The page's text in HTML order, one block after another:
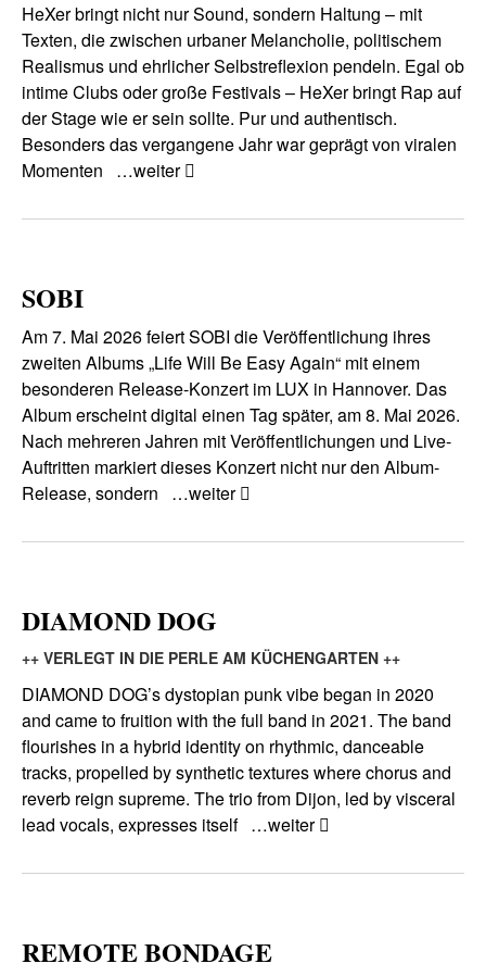
HeXer bringt nicht nur Sound, sondern Haltung – mit
Texten, die zwischen urbaner Melancholie, politischem
Realismus und ehrlicher Selbstreflexion pendeln. Egal ob
intime Clubs oder große Festivals – HeXer bringt Rap auf
der Stage wie er sein sollte. Pur und authentisch.
Besonders das vergangene Jahr war geprägt von viralen
Momenten …weiter
SOBI
Am 7. Mai 2026 feiert SOBI die Veröffentlichung ihres
zweiten Albums „Life Will Be Easy Again“ mit einem
besonderen Release-Konzert im LUX in Hannover. Das
Album erscheint digital einen Tag später, am 8. Mai 2026.
Nach mehreren Jahren mit Veröffentlichungen und Live-
Auftritten markiert dieses Konzert nicht nur den Album-
Release, sondern …weiter
DIAMOND DOG
++ VERLEGT IN DIE PERLE AM KÜCHENGARTEN ++
DIAMOND DOG’s dystopian punk vibe began in 2020
and came to fruition with the full band in 2021. The band
flourishes in a hybrid identity on rhythmic, danceable
tracks, propelled by synthetic textures where chorus and
reverb reign supreme. The trio from Dijon, led by visceral
lead vocals, expresses itself …weiter
REMOTE BONDAGE